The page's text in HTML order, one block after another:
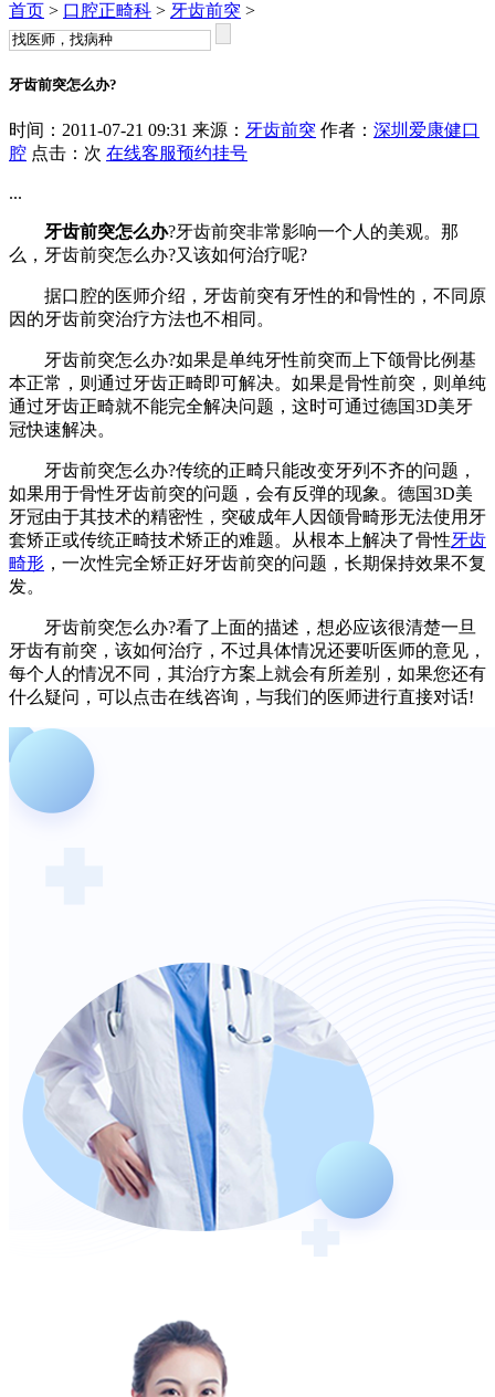
首页 > 口腔正畸科 > 牙齿前突 >
牙齿前突怎么办?
时间：2011-07-21 09:31 来源： 牙齿前突 作者： 深圳爱康健口
腔 点击： 次 在线客服预约挂号
...
牙齿前突怎么办?牙齿前突非常影响一个人的美观。那
么，牙齿前突怎么办?又该如何治疗呢?
据口腔的医师介绍，牙齿前突有牙性的和骨性的，不同原
因的牙齿前突治疗方法也不相同。
牙齿前突怎么办?如果是单纯牙性前突而上下颌骨比例基
本正常，则通过牙齿正畸即可解决。如果是骨性前突，则单纯
通过牙齿正畸就不能完全解决问题，这时可通过德国3D美牙
冠快速解决。
牙齿前突怎么办?传统的正畸只能改变牙列不齐的问题，
如果用于骨性牙齿前突的问题，会有反弹的现象。德国3D美
牙冠由于其技术的精密性，突破成年人因颌骨畸形无法使用牙
套矫正或传统正畸技术矫正的难题。从根本上解决了骨性牙齿
畸形 ，一次性完全矫正好牙齿前突的问题，长期保持效果不复
发。
牙齿前突怎么办?看了上面的描述，想必应该很清楚一旦
牙齿有前突，该如何治疗，不过具体情况还要听医师的意见，
每个人的情况不同，其治疗方案上就会有所差别，如果您还有
什么疑问，可以点击在线咨询，与我们的医师进行直接对话!